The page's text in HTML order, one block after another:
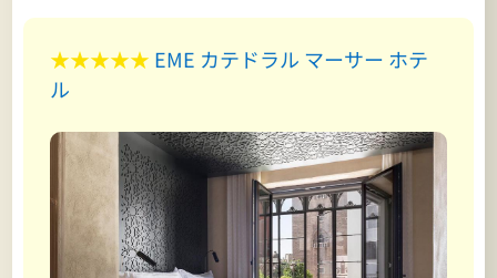
★★★★★ EME カテドラル マーサー ホテ
ル